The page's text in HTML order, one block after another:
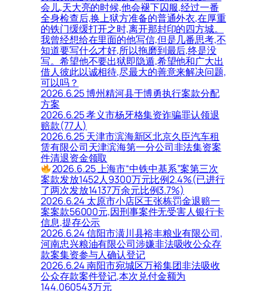
会儿,天大亮的时候,他会褪下囚服,经过一番
全身检查后,换上狱方准备的普通外衣,在厚重
的铁门缓缓打开之时,离开那封印的四方城。
我曾经想给在里面的他写信,但是几番思考,不
知道要写什么才好,所以拖磨到最后,终是没
写。希望他不要出狱即隐遁,希望他和广大出
借人彼此以诚相待,尽最大的善意来解决问题,
可以吗？
2026.6.25 博州精河县于博勇执行案款分配
方案
2026.6.25 孝义市杨牙格集资诈骗罪认领退
赔款(77人)
2026.6.25 天津市滨海新区北京久臣汽车租
赁有限公司天津滨海第一分公司非法集资案
件清退资金领取
2026.6.25 上海市“中铁中基系”案第三次
案款发放1452人9300万元比例2.4%(已进行
了两次发放14137万余元比例3.7%)
2026.6.24 太原市小店区王张栋罚金退赔一
案案款56000元,因刑事案件无受害人银行卡
信息,提存公示
2026.6.24 信阳市潢川县裕丰粮业有限公司,
河南忠兴粮油有限公司涉嫌非法吸收公众存
款案集资参与人确认登记
2026.6.24 南阳市宛城区万裕集团非法吸收
公众存款案件登记,本次兑付金额为
144.060543万元